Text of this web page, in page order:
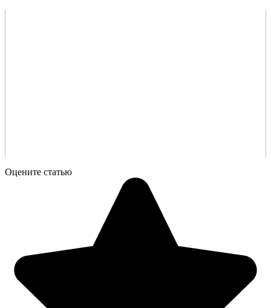
Оцените статью